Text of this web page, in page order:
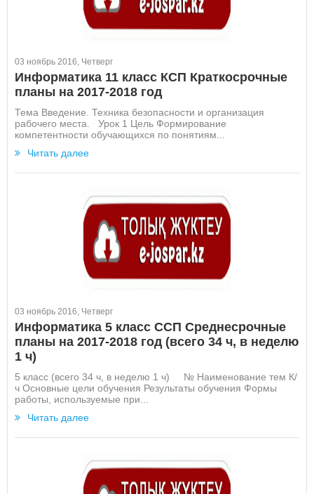
03 ноябрь 2016, Четверг
Информатика 11 класс КСП Краткосрочные
планы на 2017-2018 год
Тема Введение. Техника безопасности и организация
рабочего места. Урок 1 Цель Формирование
компетентности обучающихся по понятиям...
Читать далее
03 ноябрь 2016, Четверг
Информатика 5 класс ССП Среднесрочные
планы на 2017-2018 год (всего 34 ч, в неделю
1 ч)
5 класс (всего 34 ч, в неделю 1 ч) № Наименование тем К/
ч Основные цели обучения Результаты обучения Формы
работы, используемые при...
Читать далее